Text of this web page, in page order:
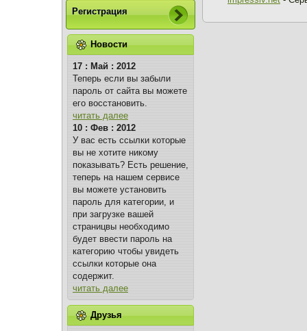
Регистрация
Новости
17 : Май : 2012
Теперь если вы забыли
пароль от сайта вы можете
его восстановить.
читать далее
10 : Фев : 2012
У вас есть ссылки которые
вы не хотите никому
показывать? Есть решение,
теперь на нашем сервисе
вы можете установить
пароль для категории, и
при загрузке вашей
страницвы необходимо
будет ввести пароль на
категорию чтобы увидеть
ссылки которые она
содержит.
читать далее
Друзья